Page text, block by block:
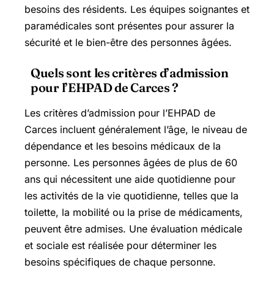
besoins des résidents. Les équipes soignantes et
paramédicales sont présentes pour assurer la
sécurité et le bien-être des personnes âgées.
Quels sont les critères d’admission
pour l’EHPAD de Carces ?
Les critères d’admission pour l’EHPAD de
Carces incluent généralement l’âge, le niveau de
dépendance et les besoins médicaux de la
personne. Les personnes âgées de plus de 60
ans qui nécessitent une aide quotidienne pour
les activités de la vie quotidienne, telles que la
toilette, la mobilité ou la prise de médicaments,
peuvent être admises. Une évaluation médicale
et sociale est réalisée pour déterminer les
besoins spécifiques de chaque personne.